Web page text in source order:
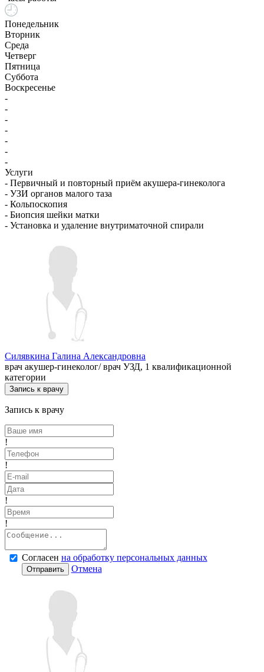
Понедельник
Вторник
Среда
Четверг
Пятница
Суббота
Воскресенье
-
-
-
-
-
-
-
Услуги
- Первичный и повторный приём акушера-гинеколога
- УЗИ органов малого таза
- Кольпоскопия
- Биопсия шейки матки
- Установка и удаление внутриматочной спирали
Силявкина Галина Александровна
врач акушер-гинеколог/ врач УЗД, 1 квалификационной
категории
Запись к врачу
Запись к врачу
!
!
!
!
Согласен на обработку персональных данных
Отправить Отмена